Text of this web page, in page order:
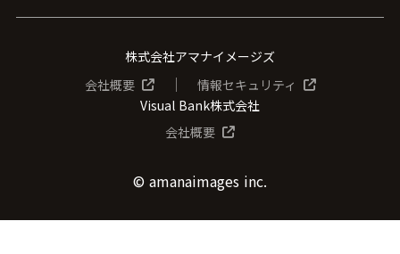
株式会社アマナイメージズ
会社概要
│
情報セキュリティ
Visual Bank株式会社
会社概要
© amanaimages inc.